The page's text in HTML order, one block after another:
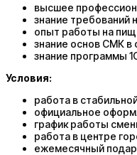
высшее
знание требований
опыт работы на
знание основ СМК в
знание программы
Условия:
работа в
официальное
график работы
работа в центре
ежемесячный